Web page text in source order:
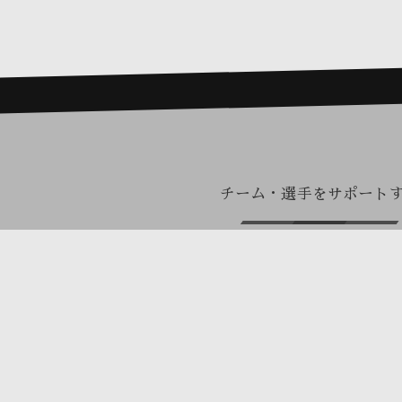
チーム・選手をサポート